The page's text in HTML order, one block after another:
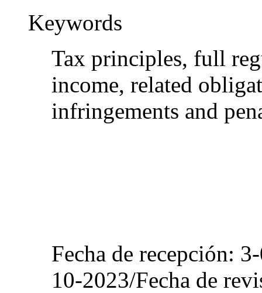
Keywords
Tax principles, full
income, related
infringements and
Fecha de recepción:
10-2023/Fecha de